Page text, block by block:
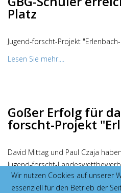
Platz
Jugend-forscht-Projekt
Lesen Sie mehr....
Goßer Erfolg für
forscht-Projekt
David Mittag und Paul Czaja
Jugend-forscht-
Wir nutzen Cookies auf unserer
essenziell für den Betrieb der